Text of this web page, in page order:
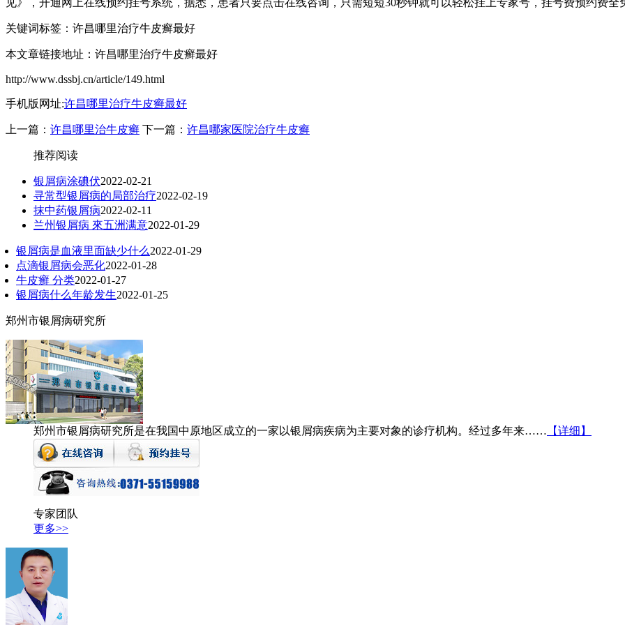
关键词标签：许昌哪里治疗牛皮癣最好
本文章链接地址：许昌哪里治疗牛皮癣最好
http://www.dssbj.cn/article/149.html
手机版网址:许昌哪里治疗牛皮癣最好
上一篇： 许昌哪里治牛皮癣 下一篇： 许昌哪家医院治疗牛皮癣
推荐阅读
银屑病涂碘伏2022-02-21
寻常型银屑病的局部治疗2022-02-19
抹中药银屑病2022-02-11
兰州银屑病 來五洲满意2022-01-29
银屑病是血液里面缺少什么2022-01-29
点滴银屑病会恶化2022-01-28
牛皮癣 分类2022-01-27
银屑病什么年龄发生2022-01-25
郑州市银屑病研究所
郑州市银屑病研究所是在我国中原地区成立的一家以银屑病疾病为主要对象的诊疗机构。经过多年来…… 【详细】
专家团队
更多>>